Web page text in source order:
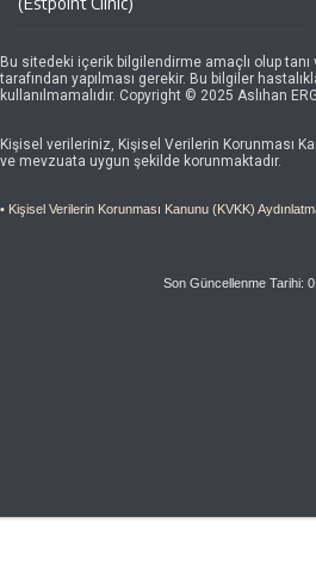
Bu sitedeki içerik bilgilendirme amaçlı olup
tarafından yapılması gerekir. Bu bilgiler
kullanılmamalıdır. Copyright © 2025 Aslıhan
Kişisel verileriniz, Kişisel Verilerin Korunması
ve mevzuata uygun şekilde korunmaktadır.
• Kişisel Verilerin Korunması Kanunu (KVKK)
Son Güncellenme Tarihi: